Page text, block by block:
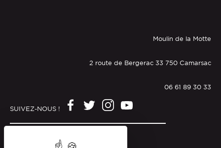
Moulin de la Motte
2 route de Bergerac 33 750 Camarsac
06 61 89 30 33
SUIVEZ-NOUS !